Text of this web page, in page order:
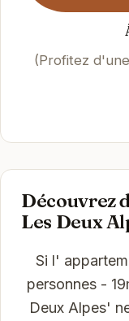
(Profitez
Découvrez
Les Deux
Si l'
personnes -
Deux Alpes'